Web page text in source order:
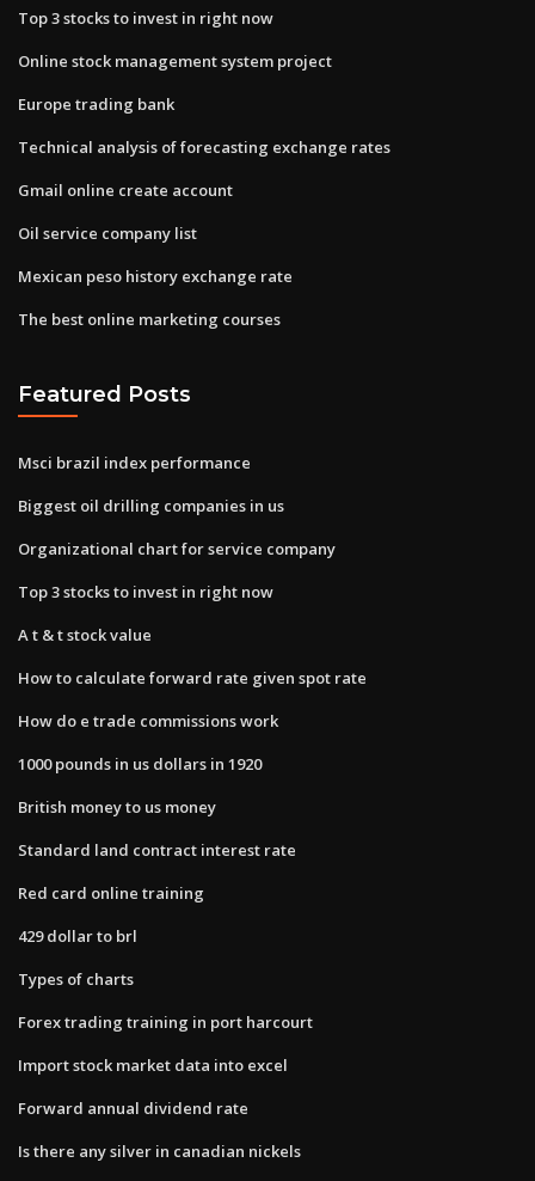
Top 3 stocks to invest in right now
Online stock management system project
Europe trading bank
Technical analysis of forecasting exchange rates
Gmail online create account
Oil service company list
Mexican peso history exchange rate
The best online marketing courses
Featured Posts
Msci brazil index performance
Biggest oil drilling companies in us
Organizational chart for service company
Top 3 stocks to invest in right now
A t & t stock value
How to calculate forward rate given spot rate
How do e trade commissions work
1000 pounds in us dollars in 1920
British money to us money
Standard land contract interest rate
Red card online training
429 dollar to brl
Types of charts
Forex trading training in port harcourt
Import stock market data into excel
Forward annual dividend rate
Is there any silver in canadian nickels